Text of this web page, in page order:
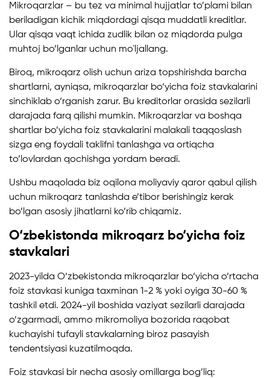
Mikroqarzlar – bu tez va minimal hujjatlar to’plami bilan
beriladigan kichik miqdordagi qisqa muddatli kreditlar.
Ular qisqa vaqt ichida zudlik bilan oz miqdorda pulga
muhtoj bo’lganlar uchun mo`ljallang.
Biroq, mikroqarz olish uchun ariza topshirishda barcha
shartlarni, ayniqsa, mikroqarzlar bo‘yicha foiz stavkalarini
sinchiklab o‘rganish zarur. Bu kreditorlar orasida sezilarli
darajada farq qilishi mumkin. Mikroqarzlar va boshqa
shartlar bo’yicha foiz stavkalarini malakali taqqoslash
sizga eng foydali taklifni tanlashga va ortiqcha
to’lovlardan qochishga yordam beradi.
Ushbu maqolada biz oqilona moliyaviy qaror qabul qilish
uchun mikroqarz tanlashda e’tibor berishingiz kerak
bo’lgan asosiy jihatlarni ko’rib chiqamiz.
O‘zbekistonda mikroqarz bo‘yicha foiz
stavkalari
2023-yilda O‘zbekistonda mikroqarzlar bo‘yicha o‘rtacha
foiz stavkasi kuniga taxminan 1-2 % yoki oyiga 30-60 %
tashkil etdi. 2024-yil boshida vaziyat sezilarli darajada
o’zgarmadi, ammo mikromoliya bozorida raqobat
kuchayishi tufayli stavkalarning biroz pasayish
tendentsiyasi kuzatilmoqda.
Foiz stavkasi bir necha asosiy omillarga bog’liq: